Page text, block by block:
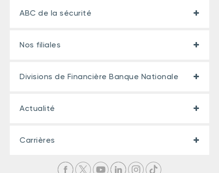
ABC de la sécurité
Nos filiales
Divisions de Financière Banque Nationale
Actualité
Carrières